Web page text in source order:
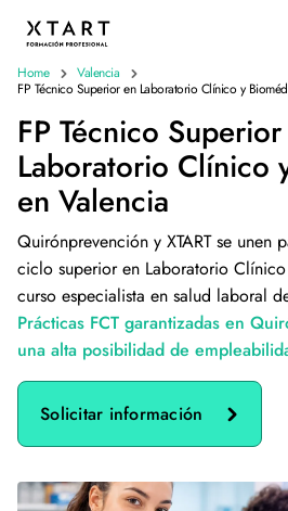
Home
Valencia
FP Técnico Superior en Laboratorio Clínico y
FP Técnico
Laboratorio Clínico
en Valencia
Quirónprevención y XTART se unen
ciclo superior en Laboratorio
curso especialista en salud laboral
Prácticas FCT garantizadas en
una alta posibilidad de
Solicitar información